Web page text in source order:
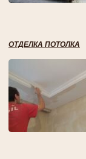
ОТДЕЛКА ПОТОЛКА